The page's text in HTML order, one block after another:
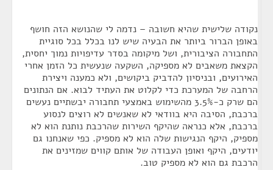
נקודה שלישית שהיא חשובה – נדמה לי שהנושא הזה חושף
באופן הברור ביותר את הבעיה שיש לנו בכלל בכל סוגיית
התחבורה הציבורית, ושל מיקומה בסדר עדיפויות נמוך יחסית,
הקצאת משאבים לא מספיקה, השקעה שנעשית כל הזמן אחרי
האירועים, ובניסיון להדביק ביקושים, ולא כמענה ויצירת
הרחבה של המערכת כדי לקלוט את העתיד לבוא. אם הנתונים
הם שרק כ-3.5% מהשימוש באמצעי תחבורה יבשתיים נעשים
ברכבת, הסיבה היא בוודאי לא שאנשים לא רוצים לנסוע
ברכבת, אלא כנראה שהיקף השירות שהרכבת נותנת הוא לא
מספיק, היקף הנגישות שלה הוא לא מספיק. כפי שאנחנו גם
יודעים, היקף ואופן העבודה של אותם קווים שמזינים את
הרכבת גם הוא לא מספיק טוב.